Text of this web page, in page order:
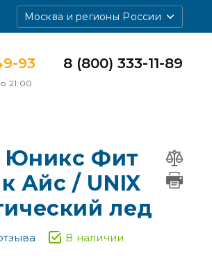
Москва и регионы России
93
21:00
8 (800) 333-11-89
Юникс Фит
Айс / UNIX
лед
В наличии